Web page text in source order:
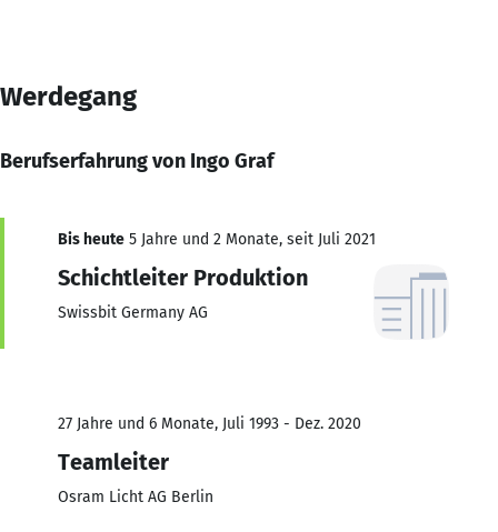
Werdegang
Berufserfahrung von Ingo Graf
Bis heute 5 Jahre und 2 Monate, seit Juli 2021
Schichtleiter Produktion
Swissbit Germany AG
27 Jahre und 6 Monate, Juli 1993 - Dez. 2020
Teamleiter
Osram Licht AG Berlin